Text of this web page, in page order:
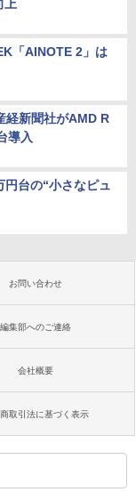
上
「AINOTE 2」は
経新聞社がAMD R
導入
台の“小さなピュ
お問い合わせ
編集部へのご連絡
会社概要
取引法に基づく表示